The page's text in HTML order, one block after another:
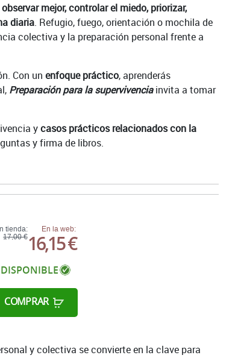
observar mejor, controlar el miedo, priorizar,
diaria. Refugio, fuego, orientación o mochila de
colectiva y la preparación personal frente a
Con un enfoque práctico, aprenderás
Preparación para la supervivenciainvita a tomar
ycasos prácticos relacionados con la
y firma de libros.
tienda:
17,00 €
En la web:
16,15 €
DISPONIBLE
COMPRAR
y colectiva se convierte en la clave para